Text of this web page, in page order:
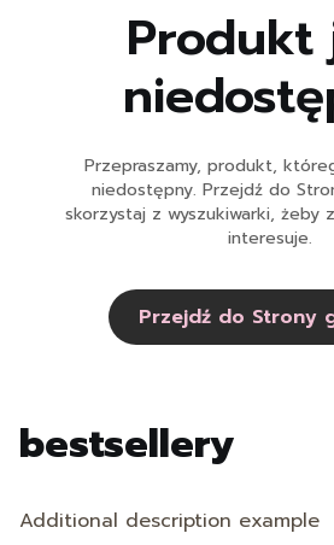
Produkt
Przepraszamy, produkt,
niedostępny. Przejdź do
skorzystaj z wyszukiwarki, żeby
interesuje.
Przejdź do Strony
bestsellery
Additional description example